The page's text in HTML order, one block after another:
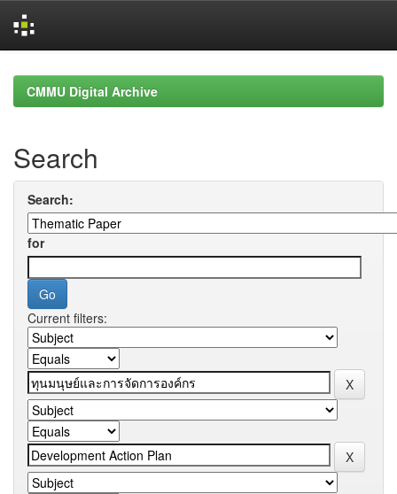
navigationCMMU Digital Archive
Search
Search:
for
Current filters: